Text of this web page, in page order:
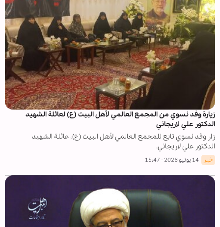
زيارة وفد نسوي من المجمع العالمي لأهل البيت (ع) لعائلة الشهيد
الدكتور علي لاريجاني
زار وفد نسوي تابع للمجمع العالمي لأهل البيت (ع)، عائلة الشهيد
الدكتور علي لاريجاني.
خبر 14 يونيو 2026 - 15:47